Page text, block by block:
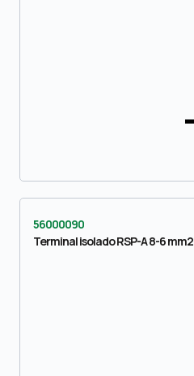
56000090
Terminal isolado RSP-A 8-6 mm2